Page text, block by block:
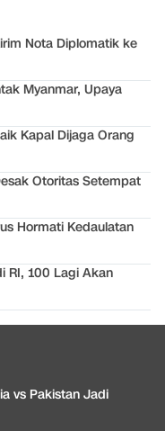
Nota Diplomatik ke
Myanmar, Upaya
Kapal Dijaga Orang
Otoritas Setempat
Hormati Kedaulatan
RI, 100 Lagi Akan
vs Pakistan Jadi